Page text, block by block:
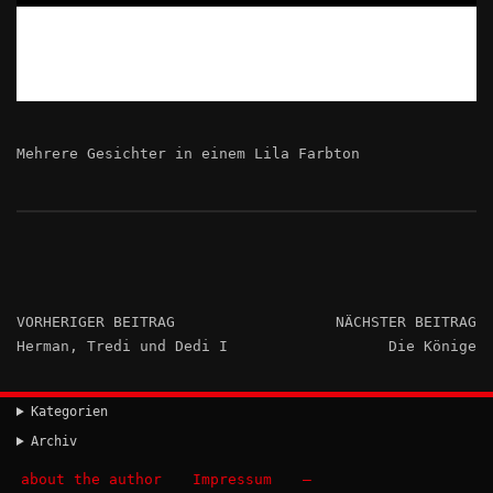
Mehrere Gesichter in einem Lila Farbton
VORHERIGER BEITRAG
Herman, Tredi und Dedi I
NÄCHSTER BEITRAG
Die Könige
Kategorien
Archiv
about the author Impressum –